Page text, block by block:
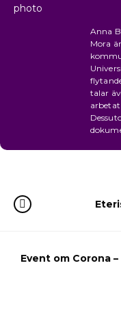
Anna
Mora
talar
arbetat
Event om Corona